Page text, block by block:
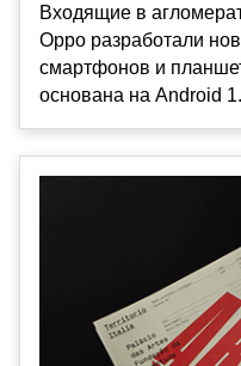
Входящие в
Oppo разработали
смартфонов и
основана на Android